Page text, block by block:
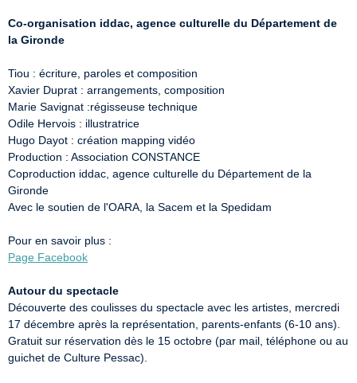
Co-organisation iddac, agence culturelle du Département de
la Gironde
Tiou : écriture, paroles et composition
Xavier Duprat : arrangements, composition
Marie Savignat :régisseuse technique
Odile Hervois : illustratrice
Hugo Dayot : création mapping vidéo
Production : Association CONSTANCE
Coproduction iddac, agence culturelle du Département de la
Gironde
Avec le soutien de l'OARA, la Sacem et la Spedidam
Page Facebook
Autour du spectacle
Découverte des coulisses du spectacle avec les artistes, mercredi
17 décembre après la représentation, parents-enfants (6-10 ans).
Gratuit sur réservation dès le 15 octobre (par mail, téléphone ou au
guichet de Culture Pessac).